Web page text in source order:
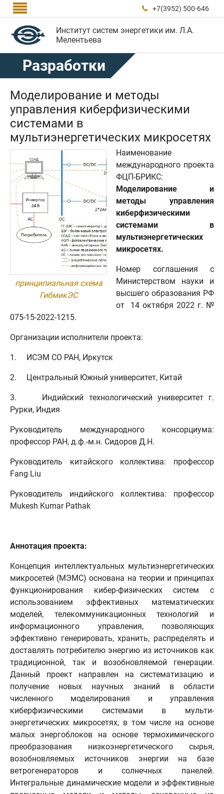
  +7(3952) 500-646
Институт систем энергетики им. Л.А.
Мелентьева
Разработки
Моделирование и методы
управления киберфизическими
системами в
мультиэнергетических микросетях
принципиальная схема
ГибмикЭС
Наименование
международного проекта
ФЦП-БРИКС:
Моделирование и
методы управления
киберфизическими
системами в
мультиэнергетических
микросетях.
Номер соглашения с
Министерством науки и
высшего образования РФ
от 14 октября 2022 г. №
075-15-2022-1215.
Организации исполнители проекта:
1. ИСЭМ СО РАН, Иркутск
2. Центральный Южный университет, Китай
3. Индийский технологический университет г.
Рурки, Индия
Руководитель международного консорциума:
профессор РАН, д.ф.-м.н. Сидоров Д.Н.
Руководитель китайского коллектива: профессор
Fang Liu
Руководитель индийского коллектива: профессор
Mukesh Kumar Pathak
Аннотация проекта:
Концепция интеллектуальных мультиэнергетических
микросетей (МЭМС) основана на теории и принципах
функционирования кибер-физических систем с
использованием эффективных математических
моделей, телекоммуникационных технологий и
информационного управления, позволяющих
эффективно генерировать, хранить, распределять и
доставлять потребителю энергию из источников как
традиционной, так и возобновляемой генерации.
Данный проект направлен на систематизацию и
получение новых научных знаний в области
численного моделирования и управления
киберфизическими системами в мульти-
энергетических микросетях, в том числе на основе
малых энергоблоков на основе термохимического
преобразования низкоэнергетического сырья,
возобновляемых источников энергии на базе
ветрогенераторов и солнечных панелей.
Интегральные динамические модели и эффективные